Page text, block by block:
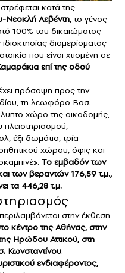
κατά της
Νεοκλή Λεβέντη, το γένος
100% του δικαιώματος
διαμερίσματος
που είναι χτισμένη σε
επί της οδού
πρόσοψη προς την
τη λεωφόρο Βασ.
χώρο της οικοδομής,
έξι δωμάτια, τρία
χώρου, όφις και
Το εμβαδόν των
των βεραντών 176,59 τ.μ.,
τα 446,28 τ.μ.
στην έκθεση
κέντρο της Αθήνας, στην
Ηρώδου Αττικού, στη
Κωνσταντίνου.
ενδιαφέροντος,